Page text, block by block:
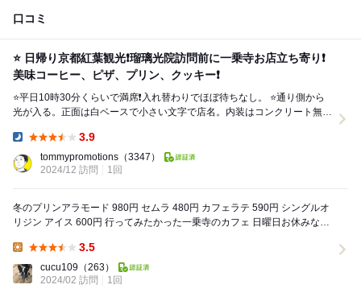
口コミ
⭐️ 日帰り京都紅葉観光❗️瑠璃光院訪問前に一乗寺お店立ち寄り❗️
美味コーヒー、ピザ、プリン、クッキー❗️
⭐️平日10時30分くらいで満席❗️入れ替わりでほぼ待ちなし。 ⭐️通り側から
光が入る。正面は白ベースで小さい文字で店名。内装はコンクリート無機
3.9
tommypromotions （3347）
2024/12 訪問
1回
冬のプリンアラモード 980円 セムラ 480円 カフェラテ 590円 シングルオ
リジン アイス 600円 行ってみたかった一乗寺のカフェ 日曜日お休みなの
3.5
cucu109 （263）
2024/02 訪問
1回